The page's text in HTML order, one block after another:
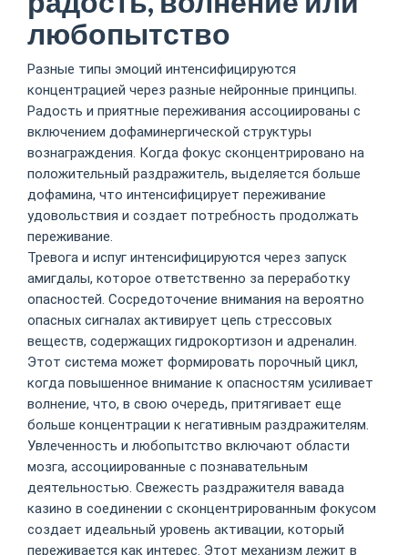
любопытство
Разные типы эмоций интенсифицируются
концентрацией через разные нейронные принципы.
Радость и приятные переживания ассоциированы с
включением дофаминергической структуры
вознаграждения. Когда фокус сконцентрировано на
положительный раздражитель, выделяется больше
дофамина, что интенсифицирует переживание
удовольствия и создает потребность продолжать
переживание.
Тревога и испуг интенсифицируются через запуск
амигдалы, которое ответственно за переработку
опасностей. Сосредоточение внимания на вероятно
опасных сигналах активирует цепь стрессовых
веществ, содержащих гидрокортизон и адреналин.
Этот система может формировать порочный цикл,
когда повышенное внимание к опасностям усиливает
волнение, что, в свою очередь, притягивает еще
больше концентрации к негативным раздражителям.
Увлеченность и любопытство включают области
мозга, ассоциированные с познавательным
деятельностью. Свежесть раздражителя вавада
казино в соединении с сконцентрированным фокусом
создает идеальный уровень активации, который
переживается как интерес. Этот механизм лежит в